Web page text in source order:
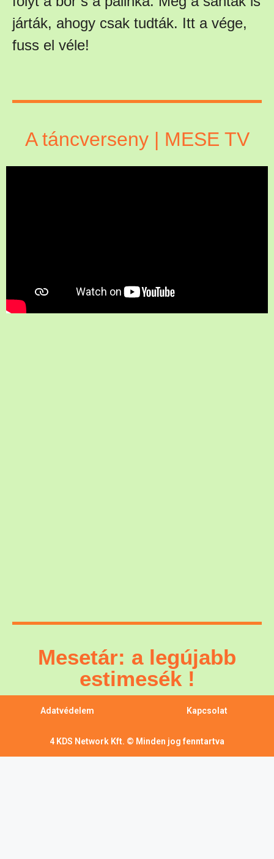
járták, ahogy csak tudták. Itt a vége,
fuss el véle!
A táncverseny | MESE TV
Mesetár: a legújabb
estimesék !
Adatvédelem Kapcsolat
4 KDS Network Kft. © Minden jog fenntartva